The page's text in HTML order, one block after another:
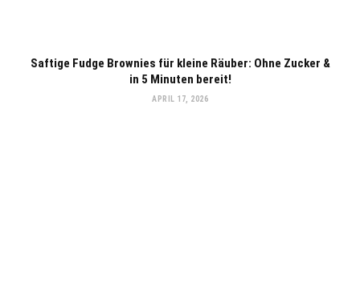
Saftige Fudge Brownies für kleine Räuber: Ohne Zucker &
in 5 Minuten bereit!
APRIL 17, 2026